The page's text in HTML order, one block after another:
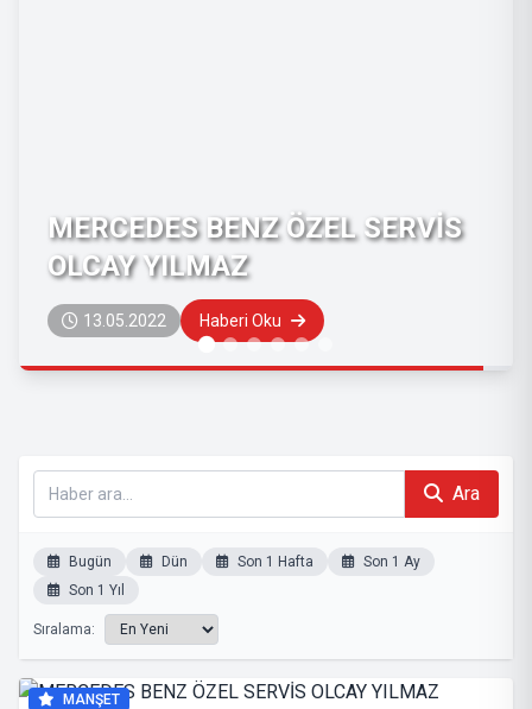
Otellere Odun, Mangal ve Kömür
16.09.2020 Haberi Oku
Ara
Bugün Dün Son 1 Hafta
Son 1 Ay
Son 1 Yıl
Sıralama:
MANŞET